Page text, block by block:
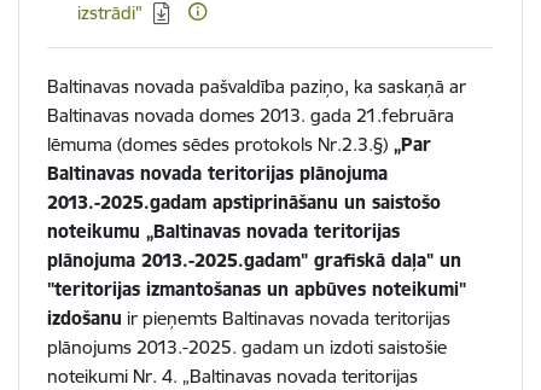
izstrādi"
Baltinavas novada pašvaldība paziņo, ka saskaņā ar
Baltinavas novada domes 2013. gada 21.februāra
lēmuma (domes sēdes protokols Nr.2.3.§)„Par
Baltinavas novada teritorijas plānojuma
2013.-2025.gadam apstiprināšanu un saistošo
noteikumu „Baltinavas novada teritorijas
plānojuma 2013.-2025.gadam" grafiskā daļa" un
"teritorijas izmantošanas un apbūves noteikumi"
izdošanu ir pieņemts Baltinavas novada teritorijas
plānojums 2013.-2025. gadam un izdoti saistošie
noteikumi Nr. 4. „Baltinavas novada teritorijas